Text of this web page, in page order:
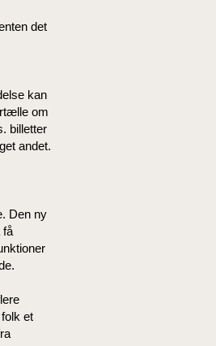
det
kan
om
billetter
andet.
Den ny
få
et